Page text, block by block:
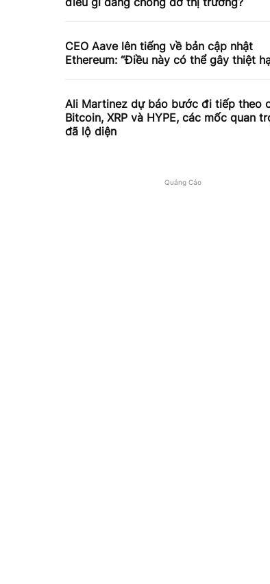
CEO Aave lên tiếng về bản cập nhật
Ethereum: “Điều này có thể gây thiệt
Ali Martinez dự báo bước đi tiếp theo
Bitcoin, XRP và HYPE, các mốc quan
đã lộ diện
Quảng Cáo